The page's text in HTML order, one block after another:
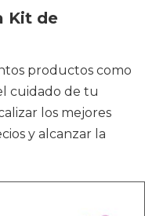
Kit de
productos como
cuidado de tu
los mejores
y alcanzar la